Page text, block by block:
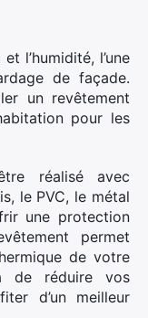
l’humidité, l’une
de façade.
un revêtement
pour les
réalisé avec
le PVC, le métal
une protection
permet
de votre
de réduire vos
d’un meilleur